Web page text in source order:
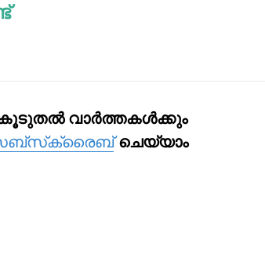
വാര്‍ത്തകള്‍ക്കും
ചെയ്യാം